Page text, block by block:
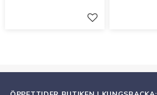
Lägg till i favoriter